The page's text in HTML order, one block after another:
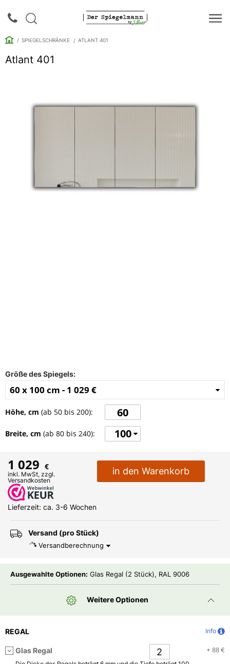
SPIEGELSCHRÄNKE ATLANT 401
Atlant 401
Größe des Spiegels:
60 x 100 cm - 1 029 €
Höhe, cm (ab 50 bis 200):
Breite, cm (ab 80 bis 240): 100
1 029 €
inkl. MwSt, zzgl.
Versandkosten
in den Warenkorb
Lieferzeit: ca. 3-6 Wochen
Versand (pro Stück)
Versandberechnung
Ausgewahlte Optionen: Glas Regal (2 Stück), RAL 9006
Weitere Optionen
REGAL Info
Glas Regal
+ 88 €